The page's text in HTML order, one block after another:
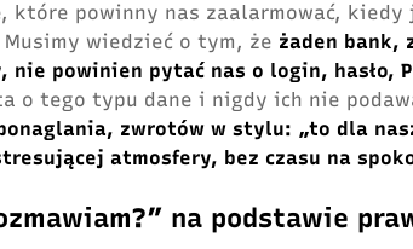
które powinny nas zaalarmować, kiedy
Musimy wiedzieć o tym, że żaden bank,
nie powinien pytać nas o login, hasło,
o tego typu dane i nigdy ich nie
zwrotów w stylu: „to dla
atmosfery, bez czasu na
na podstawie